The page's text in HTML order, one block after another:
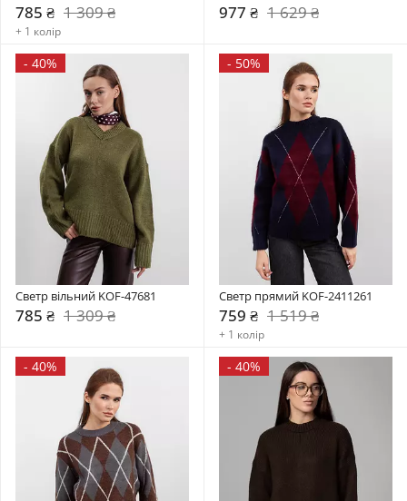
785 ₴ 1 309 ₴
+ 1 колір
977 ₴ 1 629 ₴
- 40%
Светр вільний KOF-47681
785 ₴ 1 309 ₴
- 50%
Светр прямий KOF-2411261
759 ₴ 1 519 ₴
+ 1 колір
- 40% - 40%